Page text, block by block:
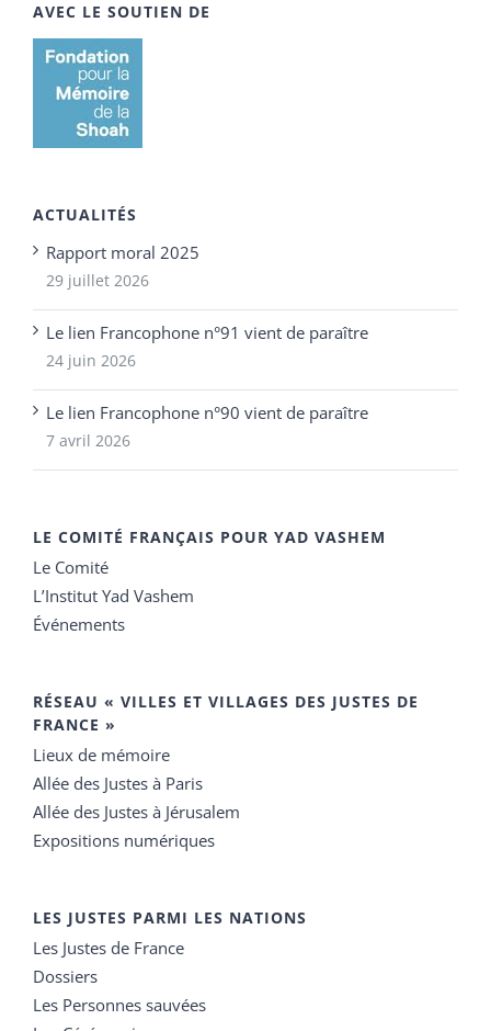
AVEC LE SOUTIEN DE
ACTUALITÉS
Rapport moral 2025
29 juillet 2026
Le lien Francophone n°91 vient de paraître
24 juin 2026
Le lien Francophone n°90 vient de paraître
7 avril 2026
LE COMITÉ FRANÇAIS POUR YAD VASHEM
Le Comité
L’Institut Yad Vashem
Événements
RÉSEAU « VILLES ET VILLAGES DES JUSTES DE
FRANCE »
Lieux de mémoire
Allée des Justes à Paris
Allée des Justes à Jérusalem
Expositions numériques
LES JUSTES PARMI LES NATIONS
Les Justes de France
Dossiers
Les Personnes sauvées